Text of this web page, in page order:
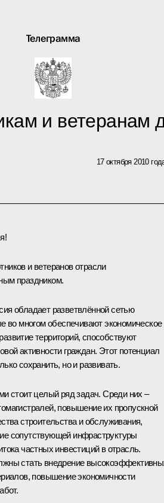
Телеграмма
и ветеранам
17 октября 2010
и ветеранов отрасли
праздником.
обладает разветвлённой сетью
во многом обеспечивают экономическое
территорий, способствуют
активности граждан. Этот потенциал
сохранить, но и развивать.
стоит целый ряд задач. Среди них –
повышение их пропускной
строительства и обслуживания,
сопутствующей инфраструктуры
частных инвестиций в отрасль.
стать внедрение
повышение экономичности